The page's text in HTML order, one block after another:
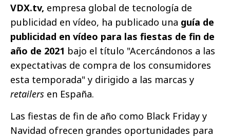
VDX.tv, empresa global de tecnología de
publicidad en vídeo, ha publicado una guía de
publicidad en vídeo para las fiestas de fin de
año de 2021 bajo el título "Acercándonos a las
expectativas de compra de los consumidores
esta temporada" y dirigido a las marcas y
retailers en España.
Las fiestas de fin de año como Black Friday y
Navidad ofrecen grandes oportunidades para